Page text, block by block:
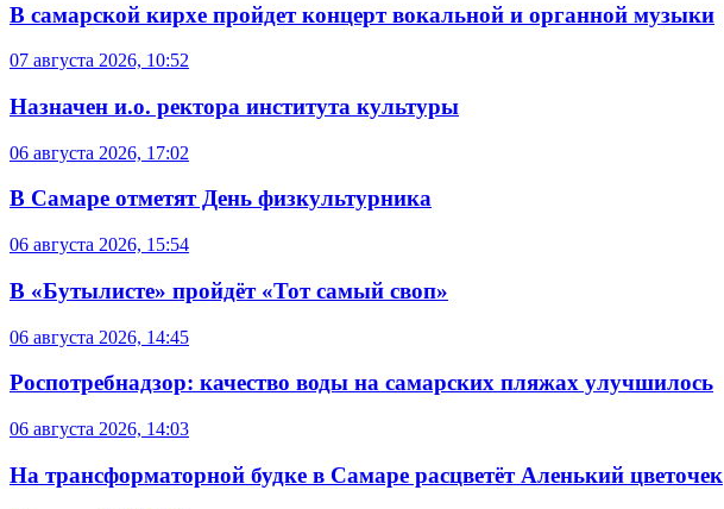
В самарской кирхе пройдет концерт вокальной и органной музыки
07 августа 2026, 10:52
Назначен и.о. ректора института культуры
06 августа 2026, 17:02
В Самаре отметят День физкультурника
06 августа 2026, 15:54
В «Бутылисте» пройдёт «Тот самый своп»
06 августа 2026, 14:45
Роспотребнадзор: качество воды на самарских пляжах улучшилось
06 августа 2026, 14:03
На трансформаторной будке в Самаре расцветёт Аленький цветочек